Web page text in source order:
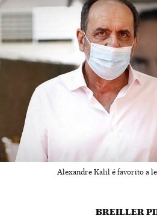
Alexandre Kalil é favorito a
BREILLER